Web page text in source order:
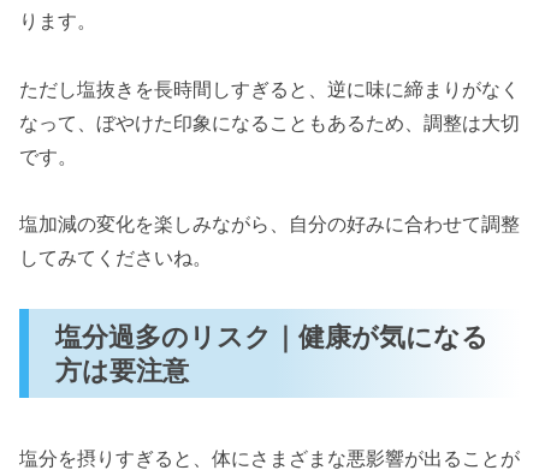
ります。
ただし塩抜きを長時間しすぎると、逆に味に締まりがなく
なって、ぼやけた印象になることもあるため、調整は大切
です。
塩加減の変化を楽しみながら、自分の好みに合わせて調整
してみてくださいね。
塩分過多のリスク｜健康が気になる
方は要注意
塩分を摂りすぎると、体にさまざまな悪影響が出ることが